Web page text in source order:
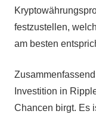
festzustellen,
am besten
Investition in
Chancen birgt. Es